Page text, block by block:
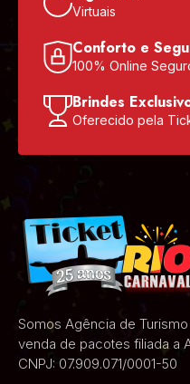
Virtuais
Conforto e
100% Online
Brindes
Oferecido pela
Somos Agência de
venda de pacotes filiada a
CNPJ: 07.909.071/0001-50